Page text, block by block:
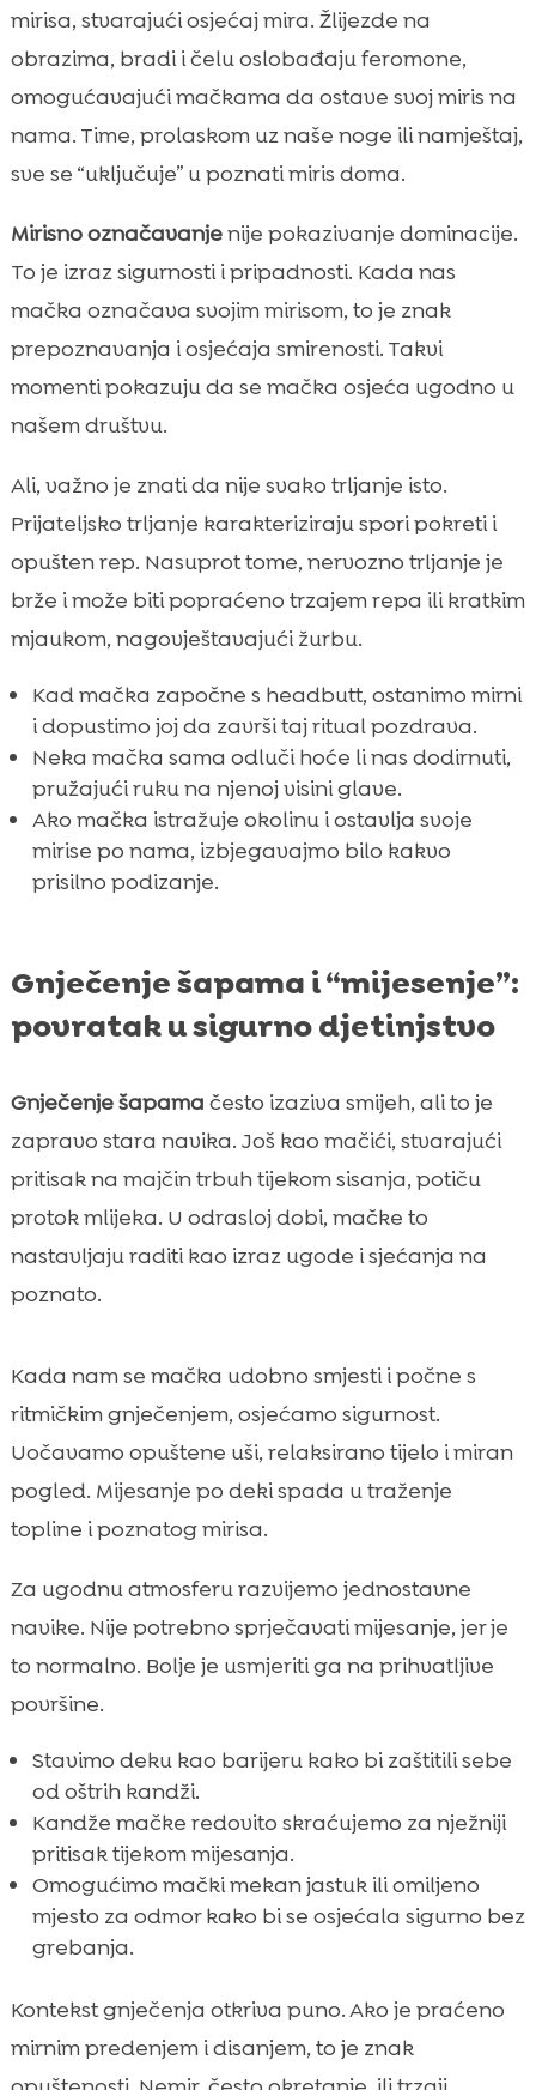
mirisa, stvarajući osjećaj mira. Žlijezde na
obrazima, bradi i čelu oslobađaju feromone,
omogućavajući mačkama da ostave svoj miris na
nama. Time, prolaskom uz naše noge ili namještaj,
sve se “uključuje” u poznati miris doma.
Mirisno označavanjenije pokazivanje dominacije.
To je izraz sigurnosti i pripadnosti. Kada nas
mačka označava svojim mirisom, to je znak
prepoznavanja i osjećaja smirenosti. Takvi
momenti pokazuju da se mačka osjeća ugodno u
našem društvu.
Ali, važno je znati da nije svako trljanje isto.
Prijateljsko trljanje karakteriziraju spori pokreti i
opušten rep. Nasuprot tome, nervozno trljanje je
brže i može biti popraćeno trzajem repa ili kratkim
mjaukom, nagovještavajući žurbu.
Kad mačka započne s headbutt, ostanimo mirni
i dopustimo joj da završi taj ritual pozdrava.
Neka mačka sama odluči hoće li nas dodirnuti,
pružajući ruku na njenoj visini glave.
Ako mačka istražuje okolinu i ostavlja svoje
mirise po nama, izbjegavajmo bilo kakvo
prisilno podizanje.
Gnječenje šapama i “mijesenje”:
povratak u sigurno djetinjstvo
Gnječenje šapama često izaziva smijeh, ali to je
zapravo stara navika. Još kao mačići, stvarajući
pritisak na majčin trbuh tijekom sisanja, potiču
protok mlijeka. U odrasloj dobi, mačke to
nastavljaju raditi kao izraz ugode i sjećanja na
poznato.
Kada nam se mačka udobno smjesti i počne s
ritmičkim gnječenjem, osjećamo sigurnost.
Uočavamo opuštene uši, relaksirano tijelo i miran
pogled. Mijesanje po deki spada u traženje
topline i poznatog mirisa.
Za ugodnu atmosferu razvijemo jednostavne
navike. Nije potrebno sprječavati mijesanje, jer je
to normalno. Bolje je usmjeriti ga na prihvatljive
površine.
Stavimo deku kao barijeru kako bi zaštitili sebe
od oštrih kandži.
Kandže mačke redovito skraćujemo za nježniji
pritisak tijekom mijesanja.
Omogućimo mački mekan jastuk ili omiljeno
mjesto za odmor kako bi se osjećala sigurno bez
grebanja.
Kontekst gnječenja otkriva puno. Ako je praćeno
mirnim predenjem i disanjem, to je znak